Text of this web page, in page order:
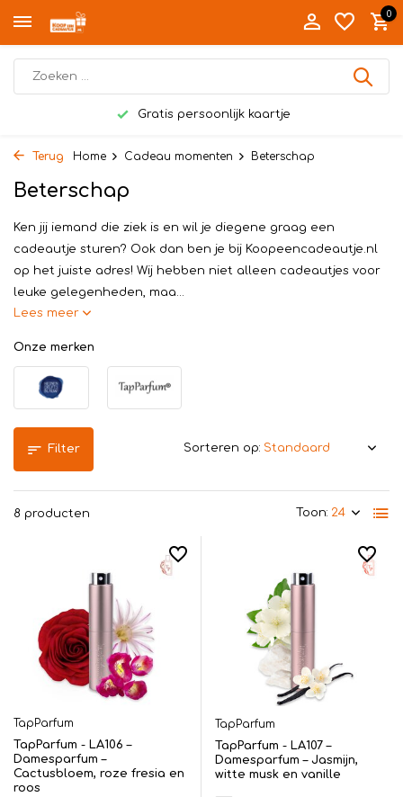
0
Gratis persoonlijk kaartje
Terug Home Cadeau momenten Beterschap
Beterschap
Ken jij iemand die ziek is en wil je diegene graag een
cadeautje sturen? Ook dan ben je bij Koopeencadeautje.nl
op het juiste adres! Wij hebben niet alleen cadeautjes voor
leuke gelegenheden, maa...
Lees meer
Onze merken
Filter
8 producten Toon:
Sorteren op:
TapParfum
TapParfum - LA106 –
Damesparfum –
Cactusbloem, roze fresia en
roos
TapParfum
TapParfum - LA107 –
Damesparfum – Jasmijn,
witte musk en vanille